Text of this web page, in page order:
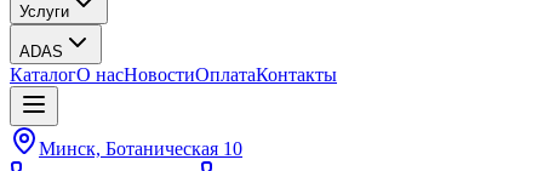
Услуги
ADAS
КаталогО насНовостиОплатаКонтакты
Минск, Ботаническая 10